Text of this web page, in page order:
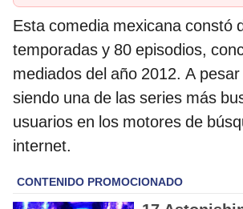
Esta comedia mexicana constó
temporadas y 80 episodios,
mediados del año 2012. A
siendo una de las series más
usuarios en los motores de
internet.